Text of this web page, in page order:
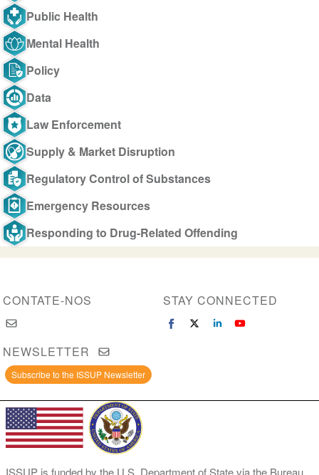
Public Health
Mental Health
Policy
Data
Law Enforcement
Supply & Market Disruption
Regulatory Control of Substances
Emergency Resources
Responding to Drug-Related Offending
CONTATE-NOS STAY CONNECTED
NEWSLETTER
Subscribe to the ISSUP Newsletter
ISSUP is funded by the U.S. Department of State via the Bureau